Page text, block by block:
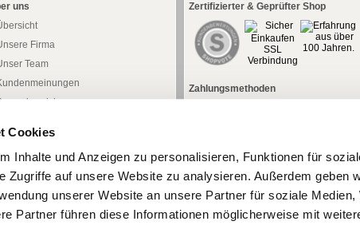
Cookies
Inhalte und Anzeigen zu personalisieren, Funktionen für
Zugriffe auf unsere Website zu analysieren. Außerdem geben
unserer Website an unsere Partner für soziale Medien,
Partner führen diese Informationen möglicherweise mit
uns
Firma
Team
Zertifizierter & Geprüfter Shop
Zahlungsmethoden